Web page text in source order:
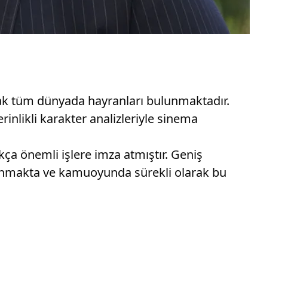
dünyada hayranları bulunmaktadır.
karakter analizleriyle sinema
önemli işlere imza atmıştır. Geniş
ve kamuoyunda sürekli olarak bu